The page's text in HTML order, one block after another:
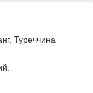
Туреччина